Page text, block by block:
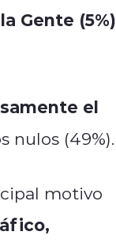
Gente
el
nulos (49%).
motivo